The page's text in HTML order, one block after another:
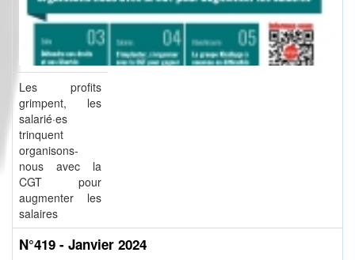
Les profits
grimpent, les
salarié·es
trinquent
organisons-
nous avec la
CGT pour
augmenter les
salaires
N°419 - Janvier 2024